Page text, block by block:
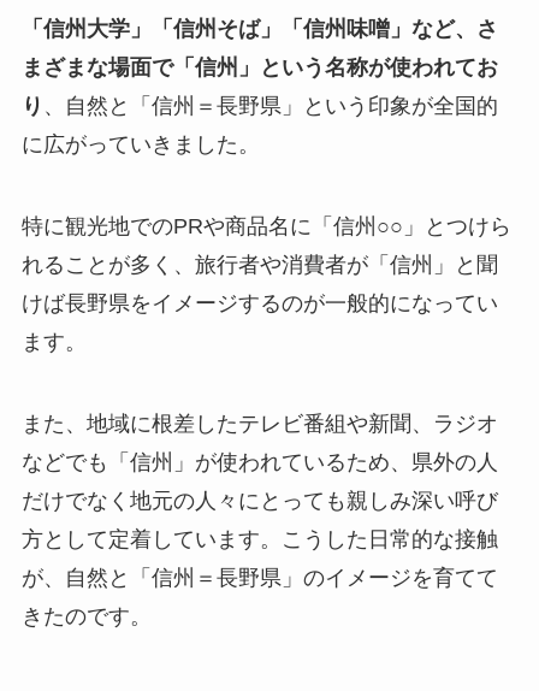
「信州大学」「信州そば」「信州味噌」など、さ
まざまな場面で「信州」という名称が使われてお
り 、自然と「信州＝長野県」という印象が全国的
に広がっていきました。
特に観光地でのPRや商品名に「信州○○」とつけら
れることが多く、旅行者や消費者が「信州」と聞
けば長野県をイメージするのが一般的になってい
ます。
また、地域に根差したテレビ番組や新聞、ラジオ
などでも「信州」が使われているため、県外の人
だけでなく地元の人々にとっても親しみ深い呼び
方として定着しています。こうした日常的な接触
が、自然と「信州＝長野県」のイメージを育てて
きたのです。